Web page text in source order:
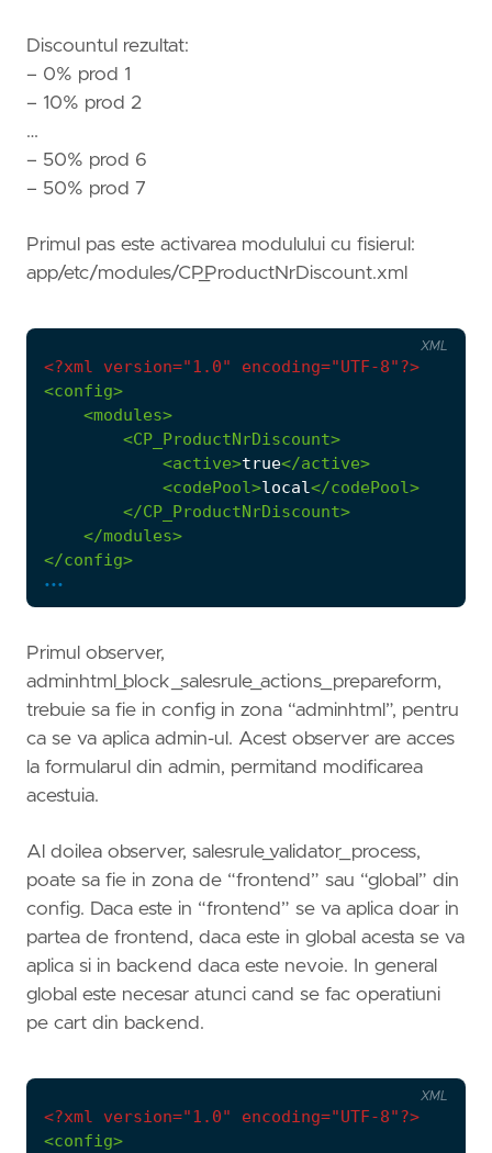
Discountul rezultat:
– 0% prod 1
– 10% prod 2
…
– 50% prod 6
– 50% prod 7
Primul pas este activarea modulului cu fisierul:
app/etc/modules/CP_ProductNrDiscount.xml
<?xml version="1.0" encoding="UTF-8"?>
<config>
<modules>
<CP_ProductNrDiscount>
<active>true</active>
<codePool>local</codePool>
</CP_ProductNrDiscount>
</modules>
</config>
...
XML
Primul observer,
adminhtml_block_salesrule_actions_prepareform,
trebuie sa fie in config in zona “adminhtml”, pentru
ca se va aplica admin-ul. Acest observer are acces
la formularul din admin, permitand modificarea
acestuia.
Al doilea observer, salesrule_validator_process,
poate sa fie in zona de “frontend” sau “global” din
config. Daca este in “frontend” se va aplica doar in
partea de frontend, daca este in global acesta se va
aplica si in backend daca este nevoie. In general
global este necesar atunci cand se fac operatiuni
pe cart din backend.
<?xml version="1.0" encoding="UTF-8"?>
<config>
XML